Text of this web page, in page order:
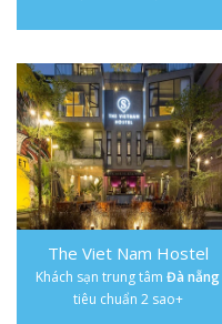
The Viet Nam Hostel
Khách sạn trung tâm Đà nẵng
tiêu chuẩn 2 sao+